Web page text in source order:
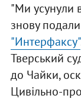
"Ми усунули
знову
"Интерфаксу"
Тверський
до Чайки,
Цивільно-